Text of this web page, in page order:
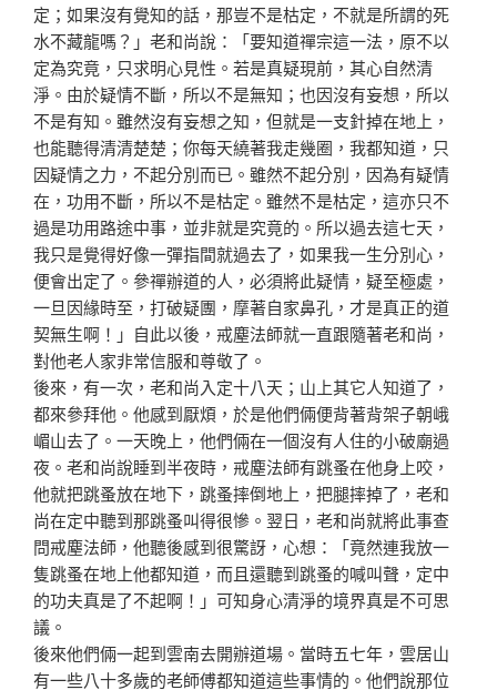
定；如果沒有覺知的話，那豈不是枯定，不就是所謂的死
水不藏龍嗎 ？」老和尚說：「要知道禪宗這一法，原不以
定為究竟，只求明心見性。若是真疑現前，其心自然清
淨。由於疑情不斷 ，所以不是無知；也因沒有妄想，所以
不是有知。雖然沒有妄想之知，但就是一支針掉在地上，
也能聽得清清楚楚；你每天繞著我走幾圈，我都知道，只
因疑情之力，不起分別而已。雖然不起分別，因為有疑情
在，功用不斷，所以不是枯定。雖然不是枯定，這亦只不
過是功用路途中事，並非就是究竟的。所以過去這七天，
我只是覺得好像一彈指間就過去了，如果我一生分別心，
便會出定了。參禪辦道的人，必須將此疑情，疑至極處，
一旦因緣時至，打破疑團，摩著自家鼻孔，才是真正的道
契無生啊！」自此以後，戒塵法師就一直跟隨著老和尚，
對他老人家非常信服和尊敬了。
後來，有一次，老和尚入定十八天；山上其它人知道了，
都來參拜他。他感到厭煩，於是他們倆便背著背架子朝峨
嵋山去了。一天晚上，他們倆在一個沒有人住的小破廟過
夜。老和尚說睡到半夜時，戒塵法師有跳蚤在他身上咬，
他就把跳蚤放在地下，跳蚤摔倒地上，把腿摔掉了，老和
尚在定中聽到那跳蚤叫得很慘。翌日，老和尚就將此事查
問戒塵法師， 他聽後感到很驚訝，心想：「竟然連我放一
隻跳蚤在地上他都知道，而且還聽到跳蚤的喊叫聲，定中
的功夫真是了不起啊！」可知身心清淨的境界真是不可思
議。
後來他們倆一起到雲南去開辦道場。當時五七年，雲居山
有一些八十多歲的老師傅都知道這些事情的。他們說那位